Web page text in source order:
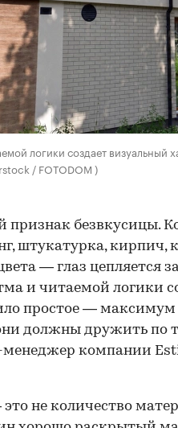
логики создает визуальный
/ FOTODOM )
признак безвкусицы.
штукатурка, кирпич,
— глаз цепляется
и читаемой логики
простое —
должны дружить по
менеджер компании
не количество